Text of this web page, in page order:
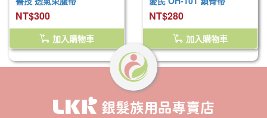
NT$300
加入購物車
NT$280
加入購物車